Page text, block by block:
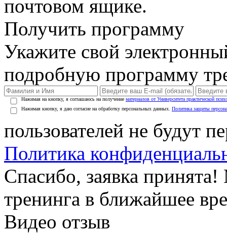
почтовом ящике.
Получить программу
Укажите свой
подробную программу
Нажимая на кнопку, я соглашаюсь на получение материалов от Университета практической
Нажимая кнопку, я даю согласие на обработку персональных данных. Политика защиты
пользователей не будут
Политика
Спасибо, заявка
тренинга в ближайшее
Видео отзыв